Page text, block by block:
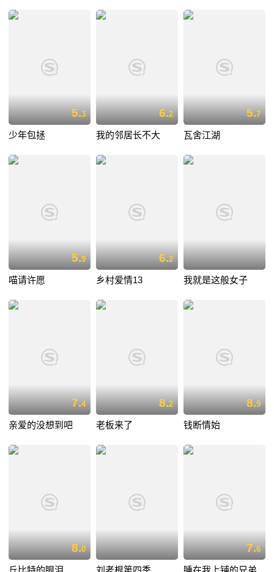
5.3
少年包拯
6.2
我的邻居长不大
5.7
瓦舍江湖
5.9
喵请许愿
6.2
乡村爱情13 我就是这般女子
7.4
亲爱的没想到吧
8.2
老板来了
8.9
钱断情始
8.0 7.6